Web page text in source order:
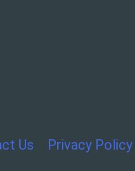
Us Privacy Policy